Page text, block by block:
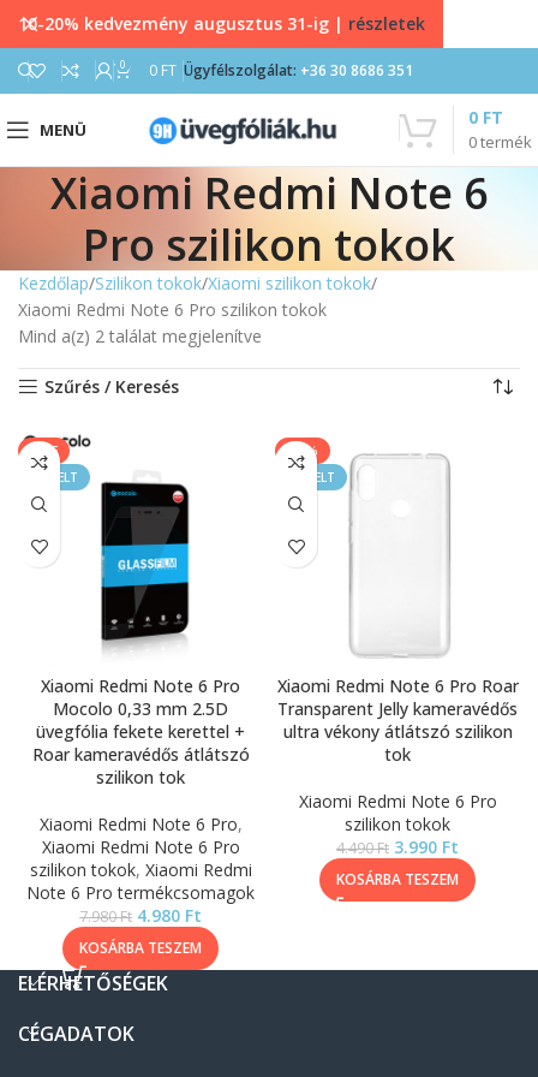
0 0 FT Ügyfélszolgálat: +36 30 8686 351
MENÜ
0termék
0 FT
Xiaomi Redmi Note 6
Pro szilikon tokok
Kezdőlap Szilikon tokok Xiaomi szilikon tokok
Xiaomi Redmi Note 6 Pro szilikon tokok
Mind a(z) 2 találat megjelenítve
Szűrés / Keresés
SALE
KIEMELT
Xiaomi Redmi Note 6 Pro
Mocolo 0,33 mm 2.5D
üvegfólia fekete kerettel +
Roar kameravédős átlátszó
szilikon tok
Xiaomi Redmi Note 6 Pro,
Xiaomi Redmi Note 6 Pro
szilikon tokok, Xiaomi Redmi
Note 6 Pro termékcsomagok
7.980Ft 4.980 Ft
KOSÁRBA TESZEM
-11%
KIEMELT
Xiaomi Redmi Note 6 Pro Roar
Transparent Jelly kameravédős
ultra vékony átlátszó szilikon
tok
Xiaomi Redmi Note 6 Pro
szilikon tokok
4.490Ft 3.990 Ft
KOSÁRBA TESZEM
ELÉRHETŐSÉGEK
CÉGADATOK
10-20% kedvezmény augusztus 31-ig | részletek